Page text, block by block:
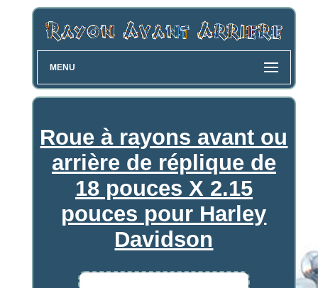
MENU
Roue à rayons avant ou
arrière de réplique de
18 pouces X 2.15
pouces pour Harley
Davidson